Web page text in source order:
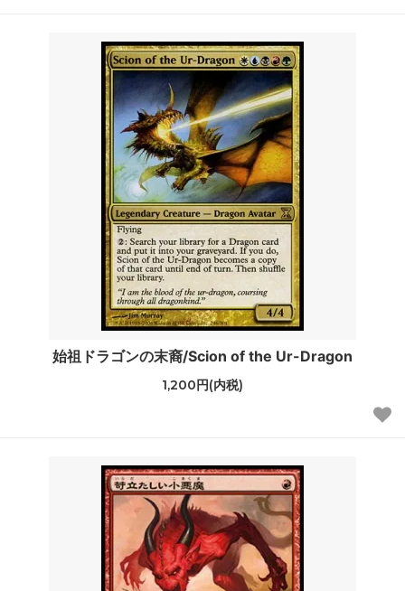
始祖ドラゴンの末裔/Scion of the Ur-Dragon
1,200円(内税)